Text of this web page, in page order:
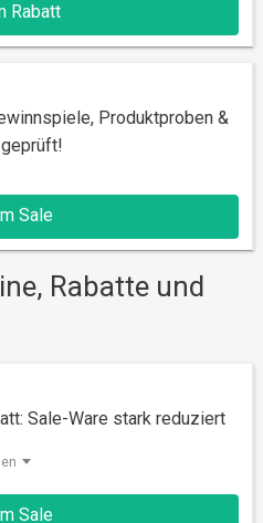
Rabatt
Produktproben &
Sale
Rabatte und
Sale-Ware stark reduziert
Sale